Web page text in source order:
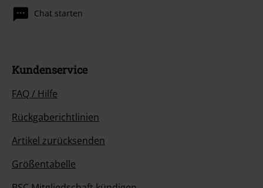
Chat starten
Kundenservice
FAQ / Hilfe
Rückgaberichtlinien
Artikel zurücksenden
Größentabelle